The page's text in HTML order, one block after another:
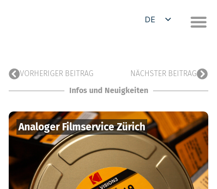
DE
VORHERIGER BEITRAG
NÄCHSTER BEITRAG
Infos und Neuigkeiten
Analoger Filmservice Zürich